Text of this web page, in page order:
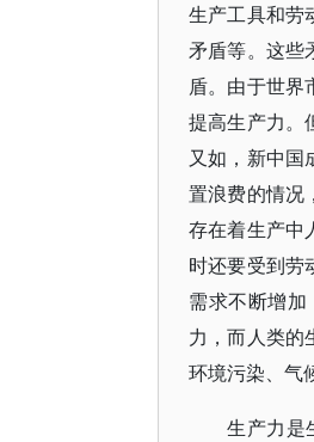
生产工具和劳
矛盾等。这些
盾。由于世界
提高生产力。
又如，新中国
置浪费的情况
存在着生产中
时还要受到劳
需求不断增
力，而人类的
环境污染、气
生产力是